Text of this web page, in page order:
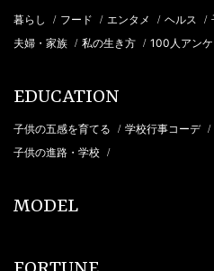
暮らし / フード / エンタメ / ヘルス /
夫婦・家族 / 私の生き方 / 100人アンケ
EDUCATION
子供の五感を育てる / 学校行事コーデ /
子供の進路・学校 /
MODEL